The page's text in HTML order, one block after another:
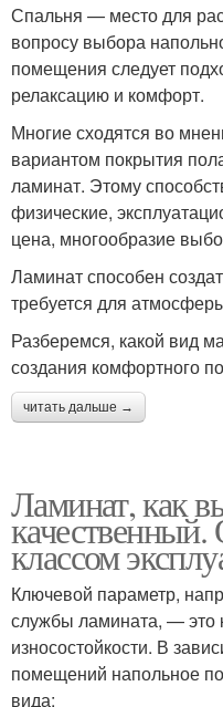
Спальня — место для
вопросу выбора
помещения следует
релаксацию и комфорт.
Многие сходятся во
вариантом покрытия
ламинат. Этому
физические,
цена, многообразие
Ламинат способен
требуется для
Разберемся, какой вид
создания комфортного
читать дальше →
Ламинат, как
качественный.
классом
Ключевой параметр,
службы ламината, — это
износостойкости. В
помещений напольное
вида: